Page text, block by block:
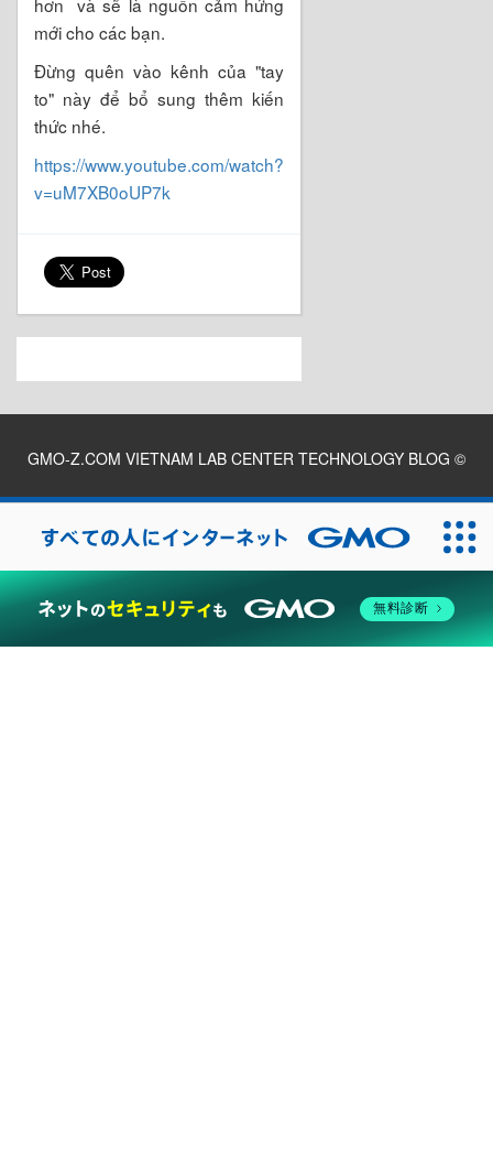
mới cho các bạn.
Đừng quên vào kênh của "tay
to" này để bổ sung thêm kiến
thức nhé.
https://www.youtube.com/watch?
v=uM7XB0oUP7k
GMO-Z.COM VIETNAM LAB CENTER TECHNOLOGY BLOG ©
2026
無料診断